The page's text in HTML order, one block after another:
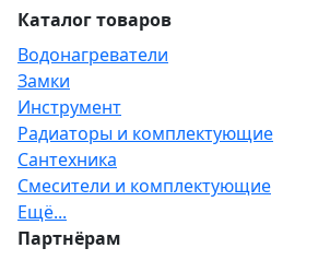
Каталог товаров
Водонагреватели
Замки
Инструмент
Радиаторы и комплектующие
Сантехника
Смесители и комплектующие
Ещё...
Партнёрам